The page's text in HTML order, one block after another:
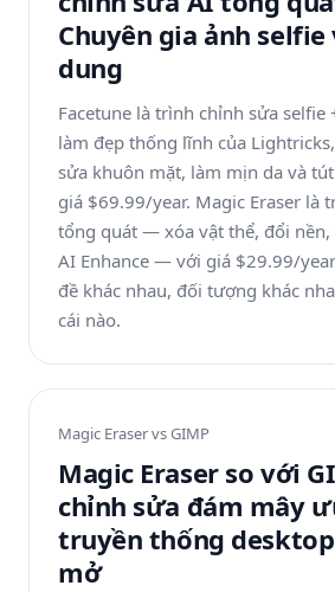
Chuyên gia ảnh selfie
dung
Facetune là trình chỉnh sửa selfie
làm đẹp thống lĩnh của
sửa khuôn mặt, làm mịn da và
giá $69.99/year. Magic Eraser là
tổng quát — xóa vật thể, đổi nền,
AI Enhance — với giá $29.99/
đề khác nhau, đối tượng khác
cái nào.
Magic Eraser vsGIMP
Magic Eraser so với
chỉnh sửa đám mây
truyền thống
mở